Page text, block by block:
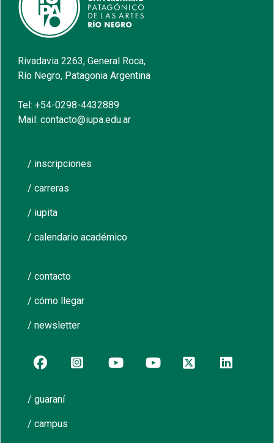
Rivadavia 2263, General Roca,
Río Negro, Patagonia Argentina
Tel: +54-0298-4432889
Mail: contacto@iupa.edu.ar
/ inscripciones
/ carreras
/ iupita
/ calendario académico
/ contacto
/ cómo llegar
/ newsletter
/ guaraní
/ campus